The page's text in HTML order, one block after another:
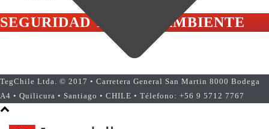
SEGURIDAD Y MEDIOAMBIENTE
TegChile Ltda. © 2017 • Carretera General San Martin 8000 Bodega
A4 • Quilicura • Santiago • CHILE • Télefono: +56 9 5712 7767